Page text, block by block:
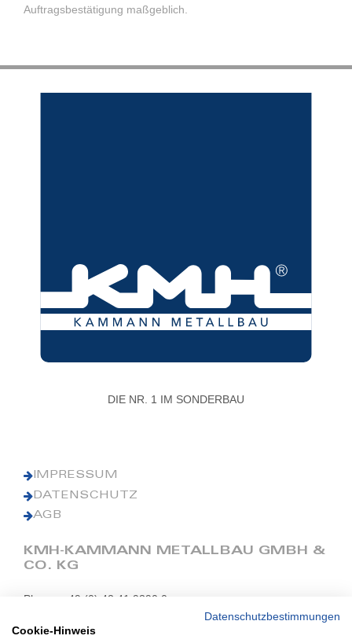
Auftragsbestätigung maßgeblich.
DIE NR. 1 IM SONDERBAU
IMPRESSUM
DATENSCHUTZ
AGB
KMH-KAMMANN METALLBAU GMBH &
CO. KG
Phone: +49 (0) 42 41 9390 0
E-Mail: office@kmh.net
Datenschutzbestimmungen
Cookie-Hinweis